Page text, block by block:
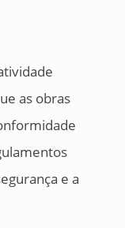
as obras
e a